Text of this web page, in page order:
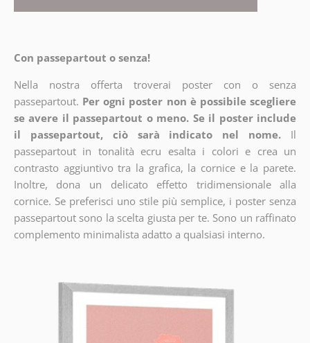
Con passepartout o senza!
Nella nostra offerta troverai poster con o senza
passepartout. Per ogni poster non è possibile scegliere
se avere il passepartout o meno. Se il poster include
il passepartout, ciò sarà indicato nel nome.
Il
passepartout in tonalità ecru esalta i colori e crea un
contrasto aggiuntivo tra la grafica, la cornice e la parete.
Inoltre, dona un delicato effetto tridimensionale alla
cornice. Se preferisci uno stile più semplice, i poster senza
passepartout sono la scelta giusta per te. Sono un raffinato
complemento minimalista adatto a qualsiasi interno.